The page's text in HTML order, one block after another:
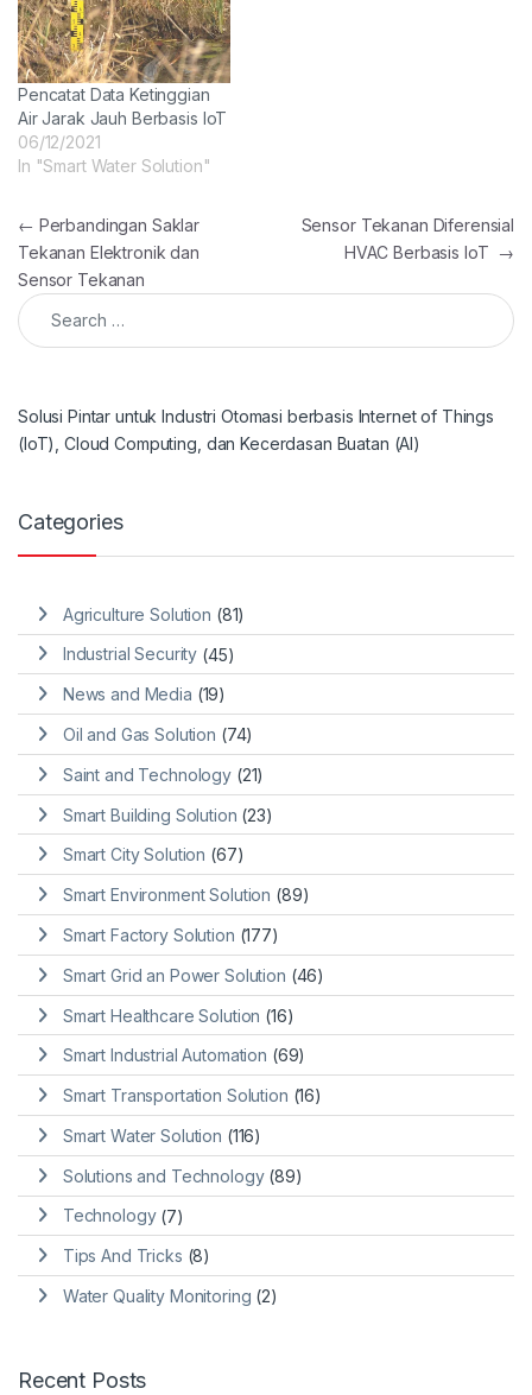
Pencatat Data Ketinggian
Air Jarak Jauh Berbasis IoT
06/12/2021
In "Smart Water Solution"
Post navigation
← Perbandingan Saklar
Tekanan Elektronik dan
Sensor Tekanan
Sensor Tekanan Diferensial
HVAC Berbasis IoT →
Search for:
Solusi Pintar untuk Industri Otomasi berbasis Internet of Things
(IoT), Cloud Computing, dan Kecerdasan Buatan (AI)
Categories
Agriculture Solution (81)
Industrial Security (45)
News and Media (19)
Oil and Gas Solution (74)
Saint and Technology (21)
Smart Building Solution (23)
Smart City Solution (67)
Smart Environment Solution (89)
Smart Factory Solution (177)
Smart Grid an Power Solution (46)
Smart Healthcare Solution (16)
Smart Industrial Automation (69)
Smart Transportation Solution (16)
Smart Water Solution (116)
Solutions and Technology(89)
Technology(7)
Tips And Tricks (8)
Water Quality Monitoring (2)
Recent Posts